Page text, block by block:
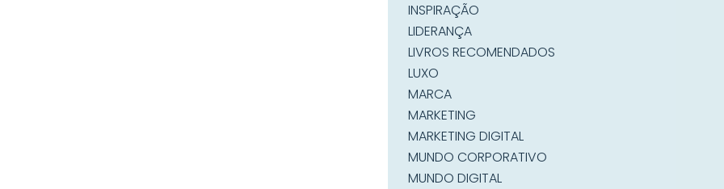
INSPIRAÇÃO
LIDERANÇA
LIVROS RECOMENDADOS
LUXO
MARCA
MARKETING
MARKETING DIGITAL
MUNDO CORPORATIVO
MUNDO DIGITAL